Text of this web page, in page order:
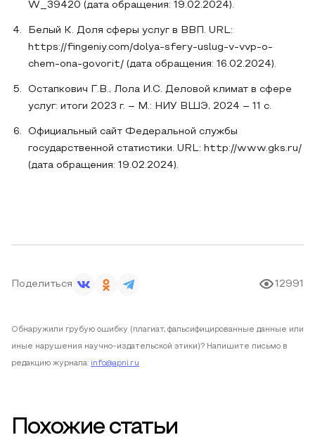
W_39420 (дата обращения: 19.02.2024).
Белый К. Доля сферы услуг в ВВП. URL:
https://fingeniy.com/dolya-sfery-uslug-v-vvp-o-
chem-ona-govorit/ (дата обращения: 16.02.2024).
Остапкович Г.В., Лола И.С. Деловой климат в сфере
услуг: итоги 2023 г. – М.: НИУ ВШЭ, 2024 – 11 с.
Официальный сайт Федеральной службы
государственной статистики. URL: http://www.gks.ru/
(дата обращения: 19.02.2024).
Поделиться 12991
Обнаружили грубую ошибку (плагиат, фальсифицированные данные или
иные нарушения научно-издательской этики)? Напишите письмо в
редакцию журнала: info@apni.ru
Похожие статьи